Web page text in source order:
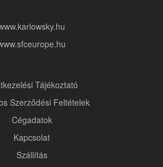
Tájékoztató
Szerződési Feltételek
Cégadatok
Kapcsolat
Szállítás